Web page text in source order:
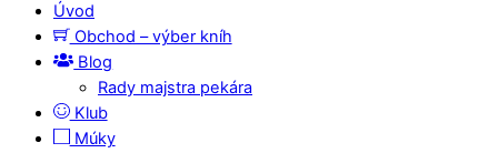
Úvod
Obchod – výber kníh
Blog
Rady majstra pekára
Klub
Múky